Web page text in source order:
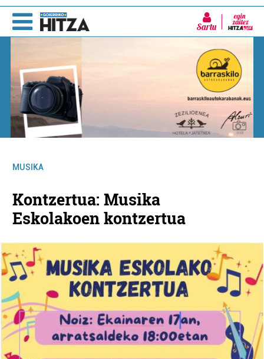
Sartu
MUSIKA
Kontzertua: Musika
Eskolakoen kontzertua